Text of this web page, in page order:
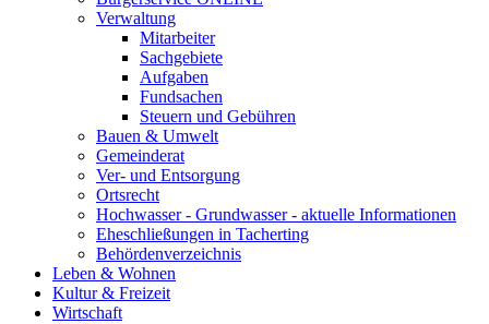
Verwaltung
Mitarbeiter
Sachgebiete
Aufgaben
Fundsachen
Steuern und Gebühren
Bauen & Umwelt
Gemeinderat
Ver- und Entsorgung
Ortsrecht
Hochwasser - Grundwasser - aktuelle Informationen
Eheschließungen in Tacherting
Behördenverzeichnis
Leben & Wohnen
Kultur & Freizeit
Wirtschaft